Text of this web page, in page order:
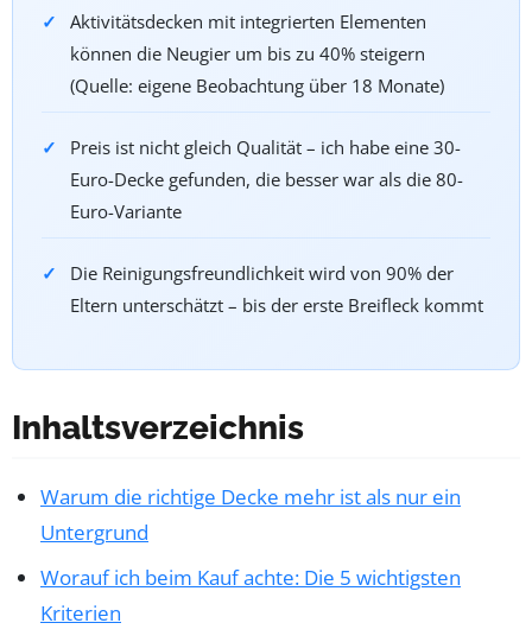
Aktivitätsdecken mit integrierten Elementen
können die Neugier um bis zu 40% steigern
(Quelle: eigene Beobachtung über 18 Monate)
Preis ist nicht gleich Qualität – ich habe eine 30-
Euro-Decke gefunden, die besser war als die 80-
Euro-Variante
Die Reinigungsfreundlichkeit wird von 90% der
Eltern unterschätzt – bis der erste Breifleck kommt
Inhaltsverzeichnis
Warum die richtige Decke mehr ist als nur ein
Untergrund
Worauf ich beim Kauf achte: Die 5 wichtigsten
Kriterien